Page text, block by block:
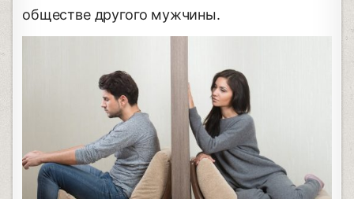
обществе другого мужчины.